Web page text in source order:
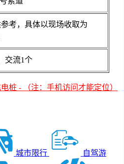
考，具体以现场收取为
交流1个
桩 - （注：手机访问才能定位）
城市限行 自驾游